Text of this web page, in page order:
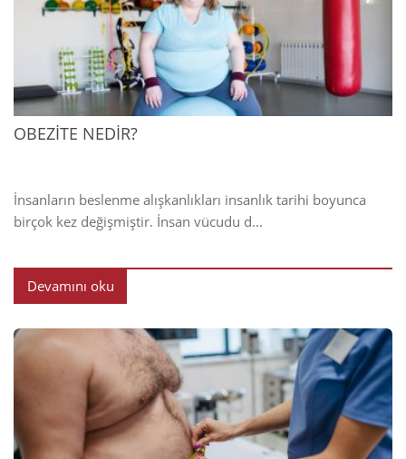
OBEZİTE NEDİR?
İnsanların beslenme alışkanlıkları insanlık tarihi boyunca
birçok kez değişmiştir. İnsan vücudu d...
Devamını oku
2025